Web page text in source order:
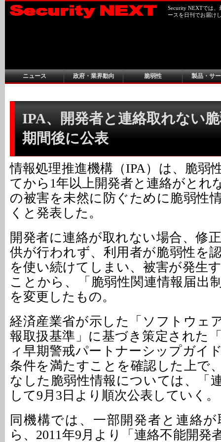
Security NEXTでは
ースを日刊でお届け
ニュース 政府・業界動向 脆弱性 製品・サ
IPA、開発者と連絡取れない
期間後に公表
情報処理推進機構（IPA）は、脆弱
てから1年以上開発者と連絡がとれ
の被害を未然に防ぐために脆弱性
くと発表した。
開発者に連絡が取れない場合、修
供が行われず、利用者が脆弱性を
を使い続けてしまい、被害が発生
ことから、「脆弱性関連情報届出
を変更したもの。
経済産業省が示した「ソフトウェ
報取扱基準」に基づき策定された
ィ早期警戒パートナーシップガイ
条件を満たすことを確認した上で
なした脆弱性情報については、「
して9月3日より順次公表していく。
同機構では、一部開発者と連絡
ら、2011年9月より「連絡不能開発